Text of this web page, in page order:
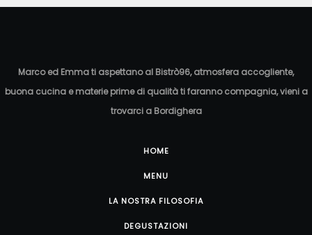
Marco ed Emma ti aspettano al Bistrò96, atmosfera accogliente,
buona cucina e materie prime di qualità ti faranno compagnia, vieni a
trovarci a Bordighera
HOME
MENU
LA NOSTRA FILOSOFIA
DEGUSTAZIONI